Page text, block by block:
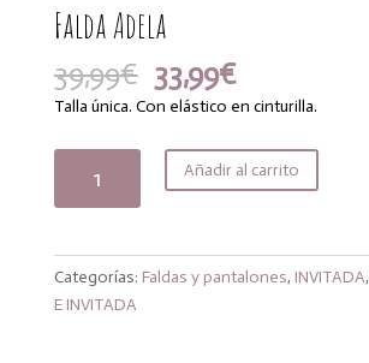
Falda Adela
39,99€ El
precio
era:
39,99€.
33,99€El
precio
es:
33,99€.
Talla única. Con elástico en cinturilla.
Añadir al carrito
Categorías: Faldas y pantalones, INVITADA,
E INVITADA